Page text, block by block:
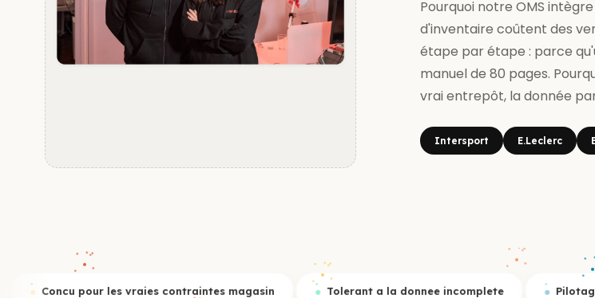
Pourquoi notre OMS
d'inventaire coûtent des
étape par étape : parce
manuel de 80 pages.
vrai entrepôt, la donnée
Intersport E.Leclerc
vraies contraintes magasin Tolerant a la donnee incomplete Pilotage omnicanal reel